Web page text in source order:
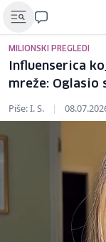
MILIONSKI PREGLEDI
Influenserica
mreže: Oglasio
Piše: I. S. |